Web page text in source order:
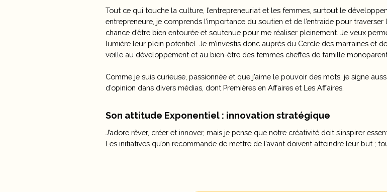
Tout ce qui touche la culture, l’entrepreneuriat et les femmes, surtout le
entrepreneure, je comprends l’importance du soutien et de l’entraide pour
chance d’être bien entourée et soutenue pour me réaliser pleinement. Je veux
lumière leur plein potentiel. Je m’investis donc auprès du Cercle des marraines et
veille au développement et au bien-être des femmes cheffes de famille
Comme je suis curieuse, passionnée et que j’aime le pouvoir des mots, je signe
d’opinion dans divers médias, dont Premières en Affaires et Les Affaires.
Son attitude Exponentiel : innovation stratégique
J’adore rêver, créer et innover, mais je pense que notre créativité doit s’inspirer
Les initiatives qu’on recommande de mettre de l’avant doivent atteindre leur but ;